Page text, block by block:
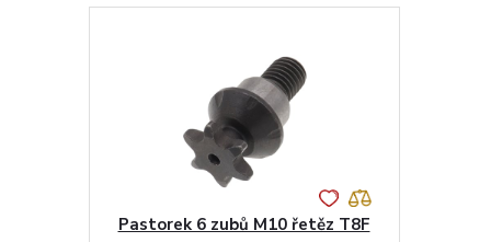
Pastorek 6 zubů M10 řetěz T8F